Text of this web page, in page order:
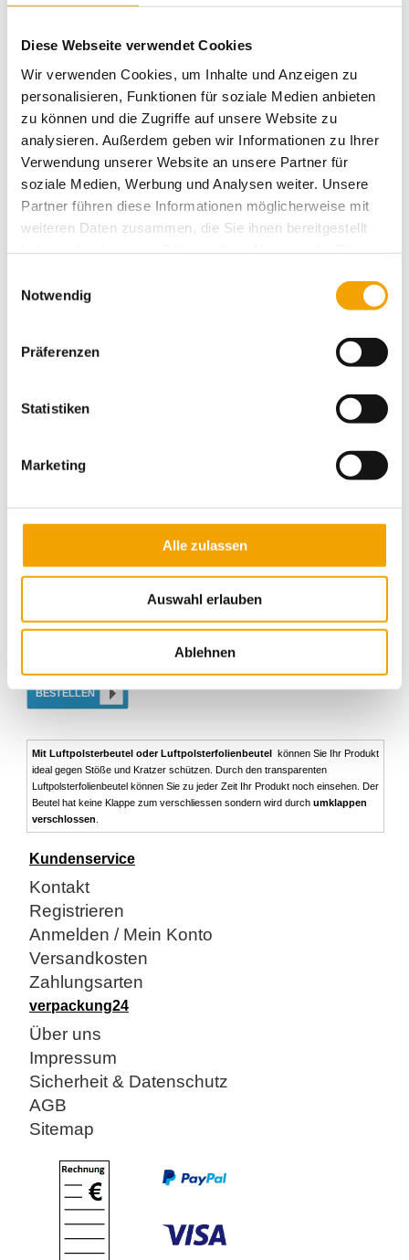
Diese Webseite verwendet Cookies
Wir verwenden Cookies, um Inhalte und Anzeigen zu
personalisieren, Funktionen für soziale Medien anbieten
zu können und die Zugriffe auf unsere Website zu
analysieren. Außerdem geben wir Informationen zu Ihrer
Verwendung unserer Website an unsere Partner für
soziale Medien, Werbung und Analysen weiter. Unsere
Partner führen diese Informationen möglicherweise mit
weiteren Daten zusammen, die Sie ihnen bereitgestellt
Notwendig
Präferenzen
Statistiken
Marketing
Alle zulassen
Auswahl erlauben
Ablehnen
á 834
1 3
5
BESTELLEN
Beutel aus Luftpolsterfolie
Artikel-Nr.: 4564
Karton
Stück
156,90 €
133,80 € 125,70 €
Beutel aus Luftpolsterfolie
Artikel-Nr.: 4568
á 210
1 3
5
BESTELLEN
Mit Luftpolsterbeutel oder Luftpolsterfolienbeutel können Sie Ihr Produkt
ideal gegen Stöße und Kratzer schützen. Durch den transparenten
Luftpolsterfolienbeutel können Sie zu jeder Zeit Ihr Produkt noch einsehen. Der
Beutel hat keine Klappe zum verschliessen sondern wird durch umklappen
verschlossen
Kundenservice
Kontakt
Registrieren
Anmelden / Mein Konto
Versandkosten
Zahlungsarten
verpackung24
Über uns
Impressum
Sicherheit & Datenschutz
AGB
Sitemap